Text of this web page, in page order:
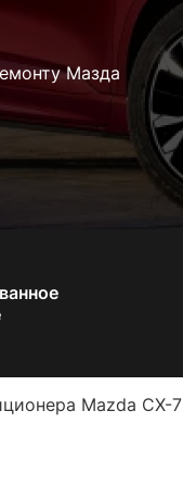
Мазда
Mazda CX-7